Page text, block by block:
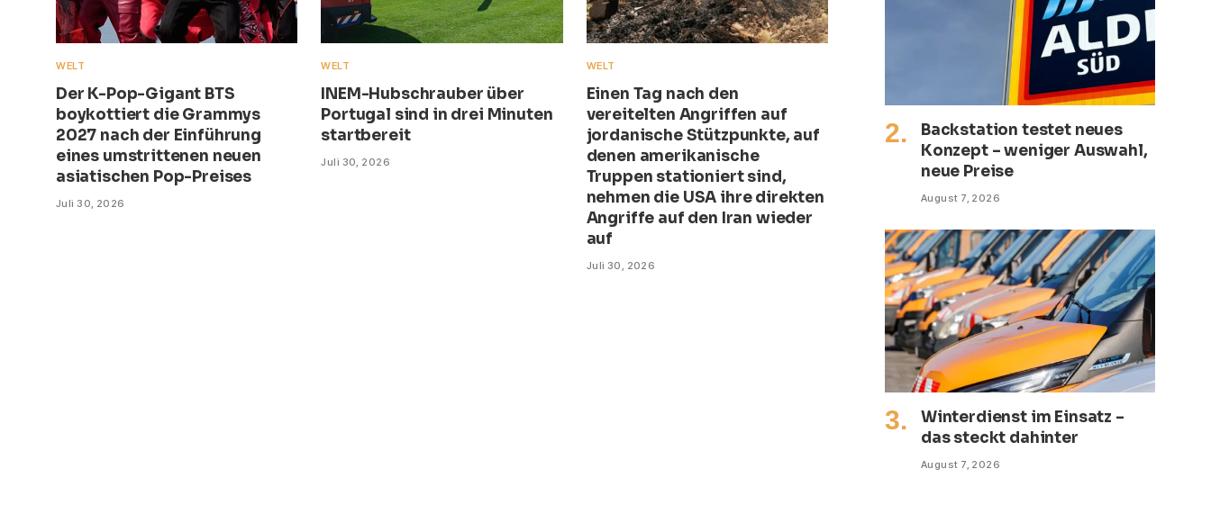
WELT
Der K-Pop-Gigant BTS
boykottiert die Grammys
2027 nach der Einführung
eines umstrittenen neuen
asiatischen Pop-Preises
Juli 30, 2026
WELT
INEM-Hubschrauber über
Portugal sind in drei Minuten
startbereit
Juli 30, 2026
WELT
Einen Tag nach den
vereitelten Angriffen auf
jordanische Stützpunkte, auf
denen amerikanische
Truppen stationiert sind,
nehmen die USA ihre direkten
Angriffe auf den Iran wieder
auf
Juli 30, 2026
Backstation testet neues
Konzept – weniger Auswahl,
neue Preise
August 7, 2026
Winterdienst im Einsatz –
das steckt dahinter
August 7, 2026